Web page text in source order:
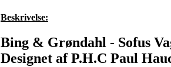
Beskrivelse:
Bing & Grøndahl - Sofus
Designet af P.H.C Paul